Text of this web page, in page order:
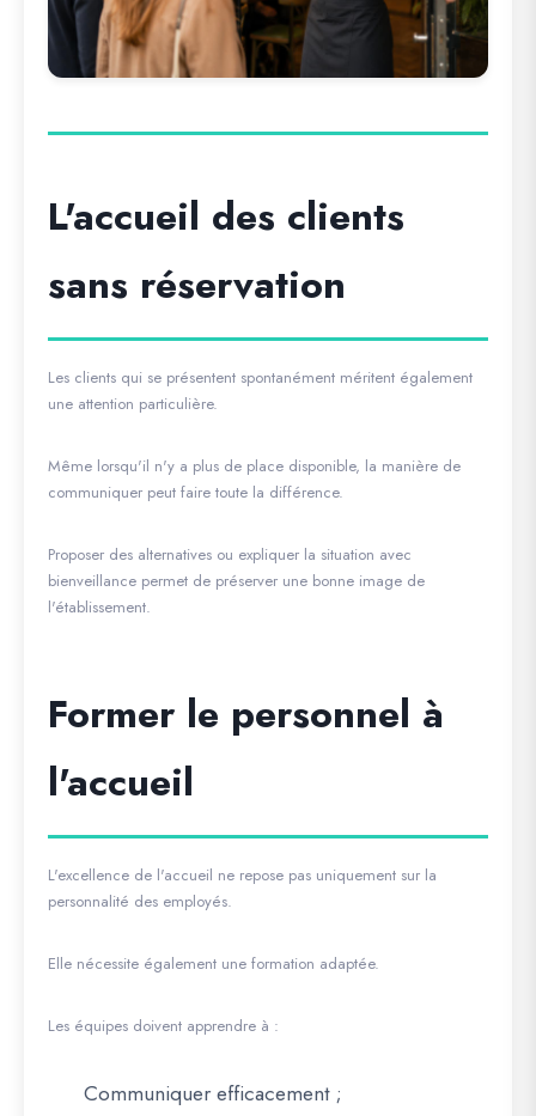
L'accueil des clients
sans réservation
Les clients qui se présentent spontanément méritent également
une attention particulière.
Même lorsqu'il n'y a plus de place disponible, la manière de
communiquer peut faire toute la différence.
Proposer des alternatives ou expliquer la situation avec
bienveillance permet de préserver une bonne image de
l'établissement.
Former le personnel à
l'accueil
L'excellence de l'accueil ne repose pas uniquement sur la
personnalité des employés.
Elle nécessite également une formation adaptée.
Les équipes doivent apprendre à :
Communiquer efficacement ;